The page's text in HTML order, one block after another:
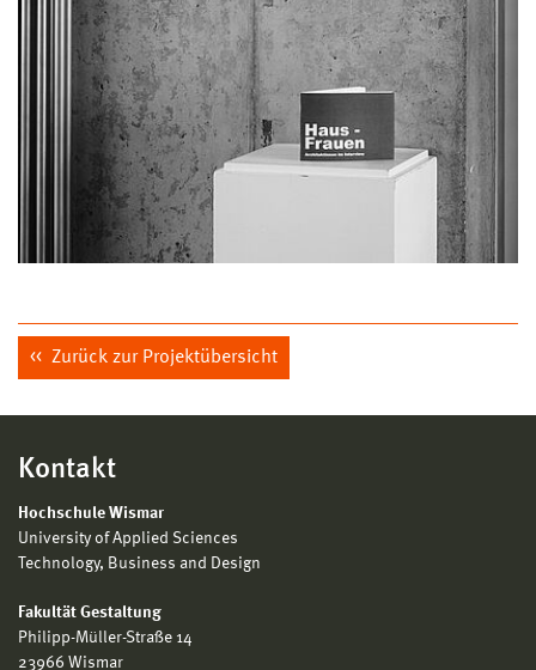
Zurück zur Projektübersicht
Kontakt
Hochschule Wismar
University of Applied Sciences
Technology, Business and Design
Fakultät Gestaltung
Philipp-Müller-Straße 14
23966 Wismar